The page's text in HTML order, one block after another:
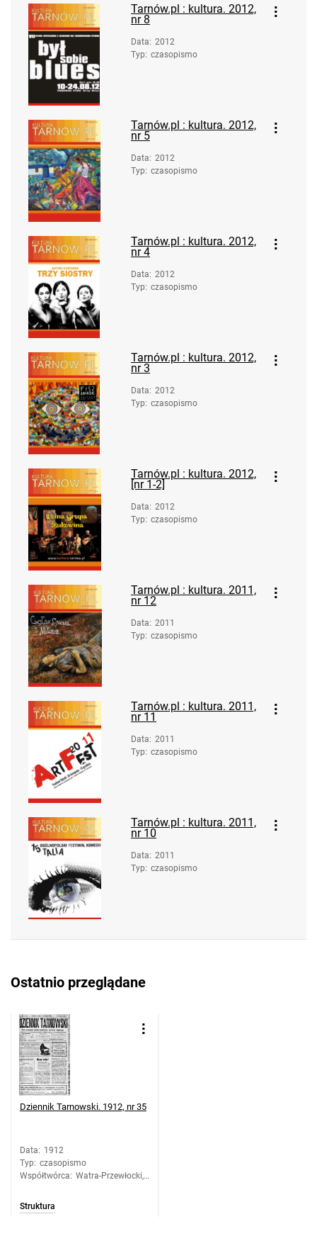
Tarnów.pl : kultura. 2012,
nr 8
Data: 2012
Typ: czasopismo
Tarnów.pl : kultura. 2012,
nr 5
Data: 2012
Typ: czasopismo
Tarnów.pl : kultura. 2012,
nr 4
Data: 2012
Typ: czasopismo
Tarnów.pl : kultura. 2012,
nr 3
Data: 2012
Typ: czasopismo
Tarnów.pl : kultura. 2012,
[nr 1-2]
Data: 2012
Typ: czasopismo
Tarnów.pl : kultura. 2011,
nr 12
Data: 2011
Typ: czasopismo
Tarnów.pl : kultura. 2011,
nr 11
Data: 2011
Typ: czasopismo
Tarnów.pl : kultura. 2011,
nr 10
Data: 2011
Typ: czasopismo
Ostatnio przeglądane
Dziennik Tarnowski. 1912, nr 35
Data: 1912
Typ: czasopismo
Współtwórca: Watra-Przewłocki,
Struktura